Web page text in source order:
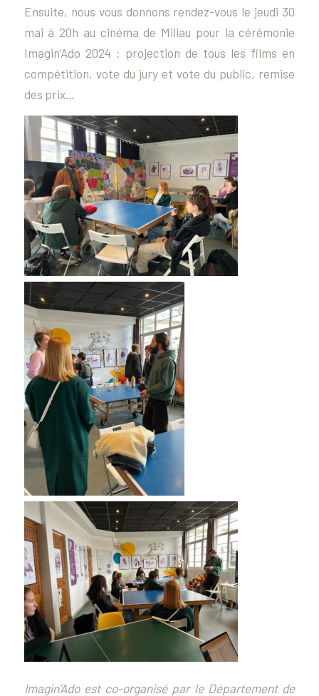
Ensuite, nous vous donnons rendez-vous le jeudi 30
mai à 20h au cinéma de Millau pour la cérémonie
Imagin’Ado 2024 : projection de tous les films en
compétition, vote du jury et vote du public, remise
des prix…
Imagin’Ado est co-organisé par le Département de